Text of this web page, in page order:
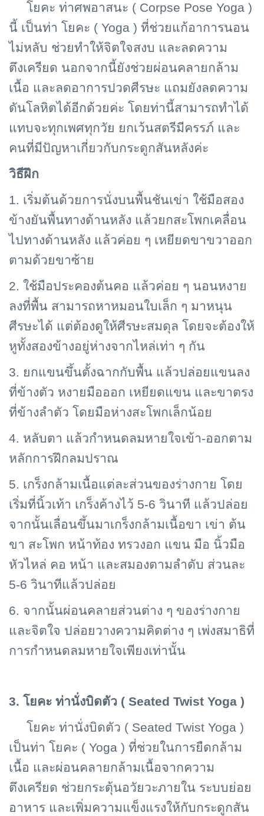
โยคะ ท่าศพอาสนะ ( Corpse Pose Yoga )
นี้ เป็นท่า โยคะ ( Yoga ) ที่ช่วยแก้อาการนอน
ไม่หลับ ช่วยทำให้จิตใจสงบ และลดความ
ตึงเครียด นอกจากนี้ยังช่วยผ่อนคลายกล้าม
เนื้อ และลดอาการปวดศีรษะ แถมยังลดความ
ดันโลหิตได้อีกด้วยค่ะ โดยท่านี้สามารถทำได้
แทบจะทุกเพศทุกวัย ยกเว้นสตรีมีครรภ์ และ
คนที่มีปัญหาเกี่ยวกับกระดูกสันหลังค่ะ
วิธีฝึก
1. เริ่มต้นด้วยการนั่งบนพื้นชันเข่า ใช้มือสอง
ข้างยันพื้นทางด้านหลัง แล้วยกสะโพกเคลื่อน
ไปทางด้านหลัง แล้วค่อย ๆ เหยียดขาขวาออก
ตามด้วยขาซ้าย
2. ใช้มือประคองต้นคอ แล้วค่อย ๆ นอนหงาย
ลงที่พื้น สามารถหาหมอนใบเล็ก ๆ มาหนุน
ศีรษะได้ แต่ต้องดูให้ศีรษะสมดุล โดยจะต้องให้
หูทั้งสองข้างอยู่ห่างจากไหล่เท่า ๆ กัน
3. ยกแขนขึ้นตั้งฉากกับพื้น แล้วปล่อยแขนลง
ที่ข้างตัว หงายมือออก เหยียดแขน และขาตรง
ที่ข้างลำตัว โดยมือห่างสะโพกเล็กน้อย
4. หลับตา แล้วกำหนดลมหายใจเข้า-ออกตาม
หลักการฝึกลมปราณ
5. เกร็งกล้ามเนื้อแต่ละส่วนของร่างกาย โดย
เริ่มที่นิ้วเท้า เกร็งค้างไว้ 5-6 วินาที แล้วปล่อย
จากนั้นเลื่อนขึ้นมาเกร็งกล้ามเนื้อขา เข่า ต้น
ขา สะโพก หน้าท้อง ทรวงอก แขน มือ นิ้วมือ
หัวไหล่ คอ หน้า และสมองตามลำดับ ส่วนละ
5-6 วินาทีแล้วปล่อย
6. จากนั้นผ่อนคลายส่วนต่าง ๆ ของร่างกาย
และจิตใจ ปล่อยวางความคิดต่าง ๆ เพ่งสมาธิที่
การกำหนดลมหายใจเพียงเท่านั้น
3. โยคะ ท่านั่งบิดตัว ( Seated Twist Yoga )
โยคะ ท่านั่งบิดตัว ( Seated Twist Yoga )
เป็นท่า โยคะ ( Yoga ) ที่ช่วยในการยืดกล้าม
เนื้อ และผ่อนคลายกล้ามเนื้อจากความ
ตึงเครียด ช่วยกระตุ้นอวัยวะภายใน ระบบย่อย
อาหาร และเพิ่มความแข็งแรงให้กับกระดูกสัน